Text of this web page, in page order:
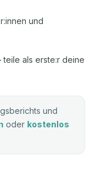
und
als erste:r deine
und
oder kostenlos